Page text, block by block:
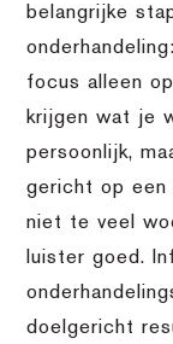
belangrijke
focus alleen
krijgen wat je
persoonlijk,
gericht op een
niet te veel
luister goed.
doelgericht